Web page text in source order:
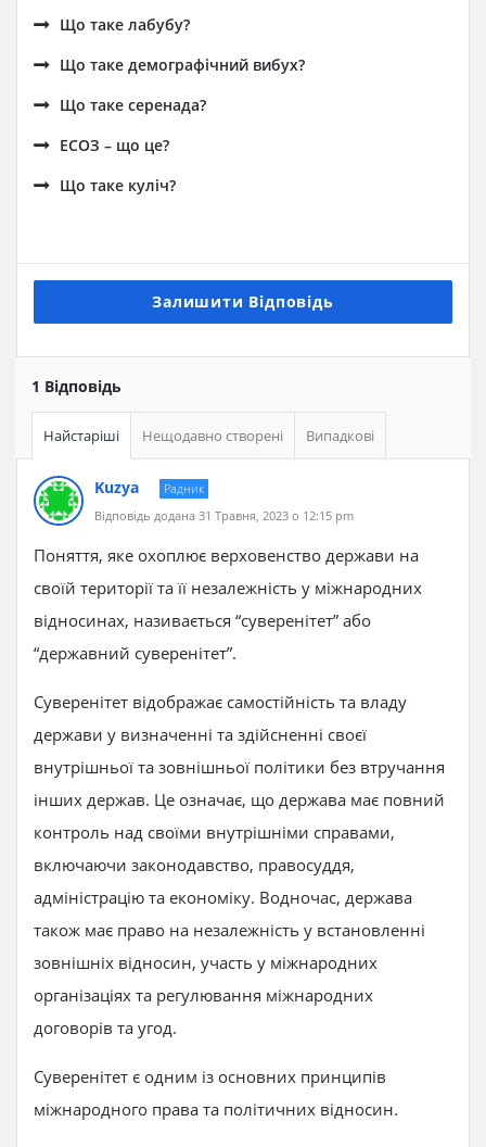
Що таке лабубу?
Що таке демографічний вибух?
Що таке серенада?
ЕСОЗ – що це?
Що таке куліч?
Залишити Відповідь
1 Відповідь
Найстаріші Нещодавно створені Випадкові
Kuzya
Радник
Відповідь додана 31 Травня, 2023 о 12:15 pm
Поняття, яке охоплює верховенство держави на
своїй території та її незалежність у міжнародних
відносинах, називається “суверенітет” або
“державний суверенітет”.
Суверенітет відображає самостійність та владу
держави у визначенні та здійсненні своєї
внутрішньої та зовнішньої політики без втручання
інших держав. Це означає, що держава має повний
контроль над своїми внутрішніми справами,
включаючи законодавство, правосуддя,
адміністрацію та економіку. Водночас, держава
також має право на незалежність у встановленні
зовнішніх відносин, участь у міжнародних
організаціях та регулювання міжнародних
договорів та угод.
Суверенітет є одним із основних принципів
міжнародного права та політичних відносин.